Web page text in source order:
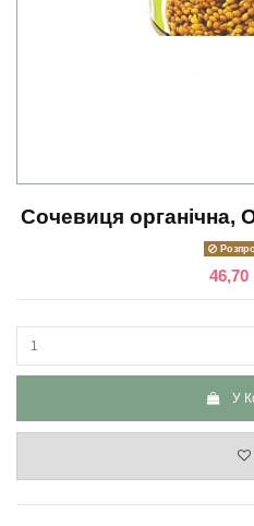
Сочевиця органічна,
46,70
У